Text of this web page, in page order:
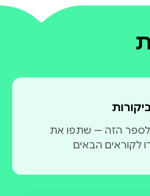
5
לספר הזה — שתפו את
לקוראים הבאים